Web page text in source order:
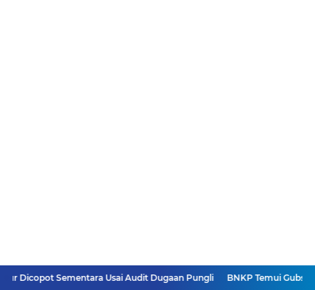
Usai Audit Dugaan Pungli BNKP Temui Gubsu Bobby,